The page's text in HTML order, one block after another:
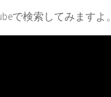
で検索してみますよ。